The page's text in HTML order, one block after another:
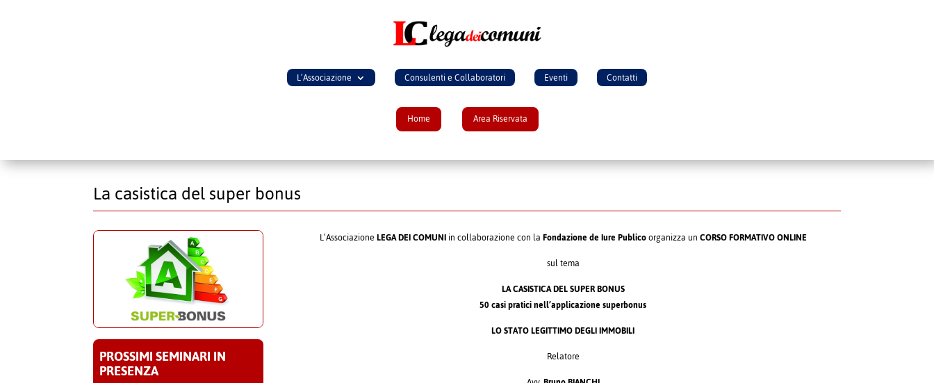
L’Associazione Consulenti e Collaboratori Eventi Contatti
Home Area Riservata
La casistica del super bonus
PROSSIMI SEMINARI IN
PRESENZA
L’AssociazioneLEGA DEI COMUNIin collaborazione con laFondazione de Iure Publicoorganizza unCORSO FORMATIVO ONLINE
sul tema
LA CASISTICA DEL SUPER BONUS
50 casi pratici nell’applicazione superbonus
LO STATO LEGITTIMO DEGLI IMMOBILI
Relatore